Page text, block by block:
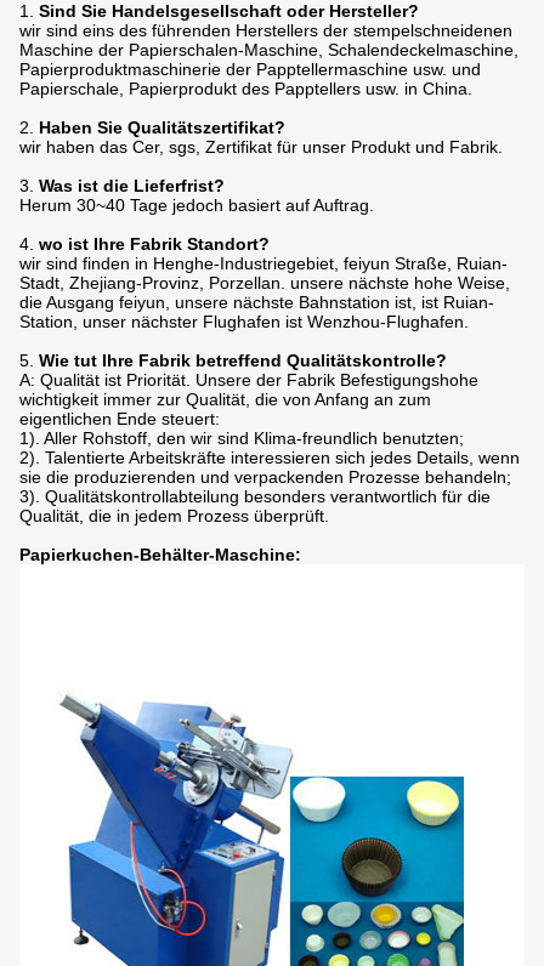
1. Sind Sie Handelsgesellschaft oder Hersteller?
wir sind eins des führenden Herstellers der stempelschneidenen
Maschine der Papierschalen-Maschine, Schalendeckelmaschine,
Papierproduktmaschinerie der Papptellermaschine usw. und
Papierschale, Papierprodukt des Papptellers usw. in China.
2. Haben Sie Qualitätszertifikat?
wir haben das Cer, sgs, Zertifikat für unser Produkt und Fabrik.
3. Was ist die Lieferfrist?
Herum 30~40 Tage jedoch basiert auf Auftrag.
4. wo ist Ihre Fabrik Standort?
wir sind finden in Henghe-Industriegebiet, feiyun Straße, Ruian-
Stadt, Zhejiang-Provinz, Porzellan. unsere nächste hohe Weise,
die Ausgang feiyun, unsere nächste Bahnstation ist, ist Ruian-
Station, unser nächster Flughafen ist Wenzhou-Flughafen.
5. Wie tut Ihre Fabrik betreffend Qualitätskontrolle?
A: Qualität ist Priorität. Unsere der Fabrik Befestigungshohe
wichtigkeit immer zur Qualität, die von Anfang an zum
eigentlichen Ende steuert:
1). Aller Rohstoff, den wir sind Klima-freundlich benutzten;
2). Talentierte Arbeitskräfte interessieren sich jedes Details, wenn
sie die produzierenden und verpackenden Prozesse behandeln;
3). Qualitätskontrollabteilung besonders verantwortlich für die
Qualität, die in jedem Prozess überprüft.
Papierkuchen-Behälter-Maschine: